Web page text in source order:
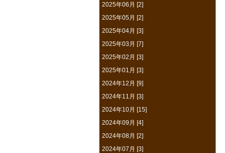
2025年06月 [2]
2025年05月 [2]
2025年04月 [3]
2025年03月 [7]
2025年02月 [3]
2025年01月 [3]
2024年12月 [9]
2024年11月 [3]
2024年10月 [15]
2024年09月 [4]
2024年08月 [2]
2024年07月 [3]